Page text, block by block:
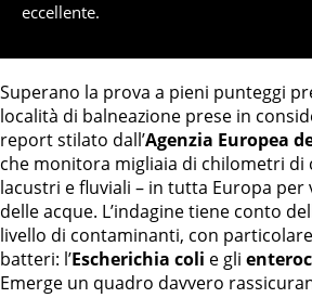
eccellente.
Superano la prova a pieni punteggi
località di balneazione prese in
report stilato dall’Agenzia Europea
che monitora migliaia di chilometri di
lacustri e fluviali – in tutta Europa per
delle acque. L’indagine tiene conto
livello di contaminanti, con
batteri: l’Escherichia coli e gli
Emerge un quadro davvero